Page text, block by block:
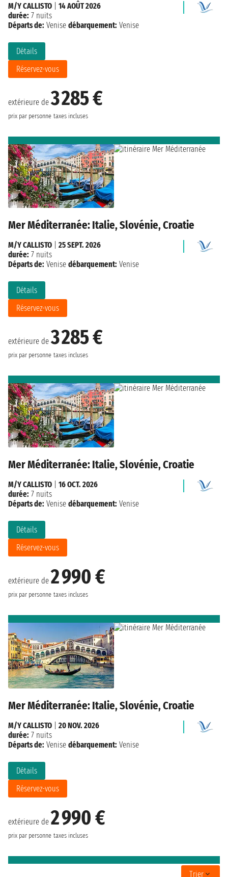
extérieure de3 285 €
prix par personne taxes incluses
Détails
Réservez-vous
M/Y CALLISTO
14 AOÛT 2026
durée: 7 nuits
Départs de: Venise débarquement: Venise
Mer Méditerranée: Italie, Slovénie, Croatie
extérieure de3 285 €
prix par personne taxes incluses
Détails
Réservez-vous
M/Y CALLISTO
25 SEPT. 2026
durée: 7 nuits
Départs de: Venise débarquement: Venise
Mer Méditerranée: Italie, Slovénie, Croatie
extérieure de 2 990 €
prix par personne taxes incluses
Détails
Réservez-vous
M/Y CALLISTO
16 OCT. 2026
durée: 7 nuits
Départs de: Venise débarquement: Venise
Mer Méditerranée: Italie, Slovénie, Croatie
extérieure de 2 990 €
prix par personne taxes incluses
Détails
Réservez-vous
M/Y CALLISTO
20 NOV. 2026
durée: 7 nuits
Départs de: Venise débarquement: Venise
Trier